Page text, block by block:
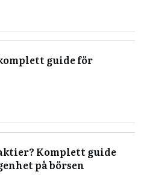
guide för
Komplett guide
på börsen